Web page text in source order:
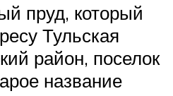
пруд, который
Тульская
район, поселок
название